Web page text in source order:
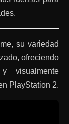
su variedad
ofreciendo
visualmente
PlayStation 2.